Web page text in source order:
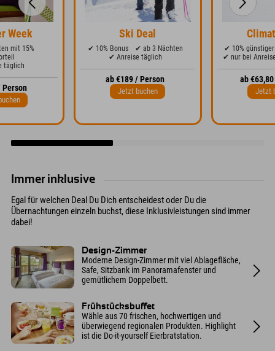
Week
mit 15%
täglich
Person
Ski Deal
✔ 10% Bonus
✔ ab 3 Nächten
✔ Anreise täglich
ab €189 / Person
Jetzt buchen
✔ 10% günstiger
✔ nur bei
ab
Jetzt
Immer inklusive
Egal für welchen Deal Du Dich entscheidest oder Du die
Übernachtungen einzeln buchst, diese Inklusivleistungen sind immer
dabei!
Design-Zimmer
Moderne Design-Zimmer mit viel Ablagefläche,
Safe, Sitzbank im Panoramafenster und
gemütlichem Doppelbett.
Frühstücksbuffet
Wähle aus 70 frischen, hochwertigen und
überwiegend regionalen Produkten. Highlight
ist die Do-it-yourself Eierbratstation.